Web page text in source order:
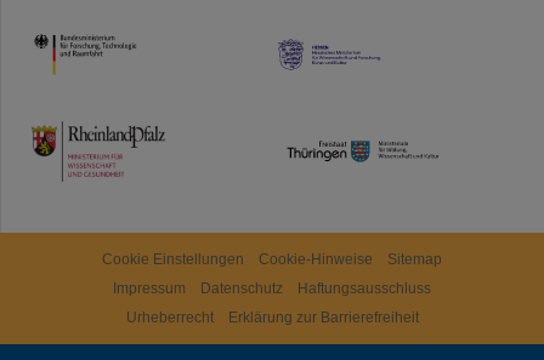
HMWK
TMWWDG
Cookie Einstellungen Cookie-Hinweise
Sitemap
Impressum
Datenschutz
Haftungsausschluss
Urheberrecht
Erklärung zur Barrierefreiheit